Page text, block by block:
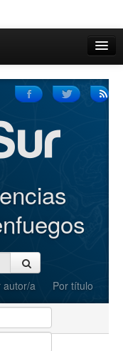
autor/a Por título